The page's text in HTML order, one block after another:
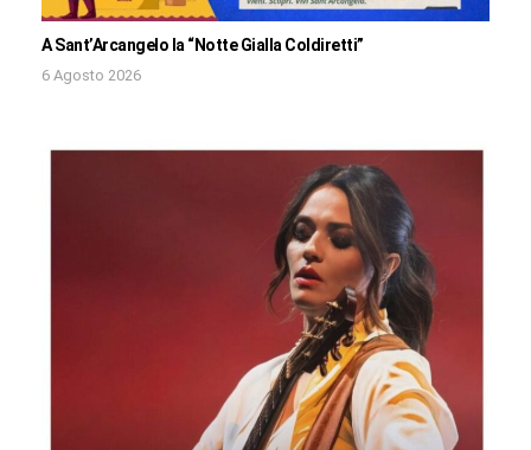
A Sant’Arcangelo la “Notte Gialla Coldiretti”
6 Agosto 2026